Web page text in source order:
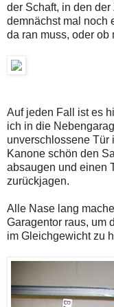
der Schaft, in den
demnächst mal noch
da ran muss, oder ob
Auf jeden Fall ist es
ich in die
unverschlossene Tür
Kanone schön den
absaugen und einen
zurückjagen.
Alle Nase lang
Garagentor raus, um
im Gleichgewicht zu